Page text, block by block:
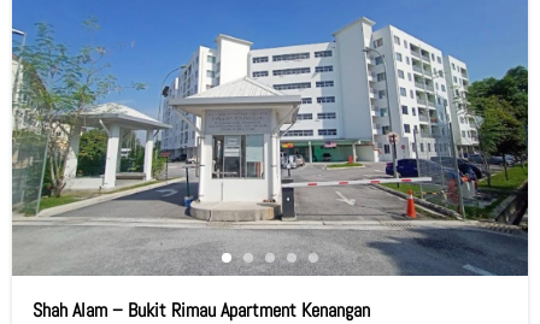
Shah Alam – Bukit Rimau Apartment Kenangan